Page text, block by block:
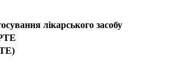
лікарського засобу